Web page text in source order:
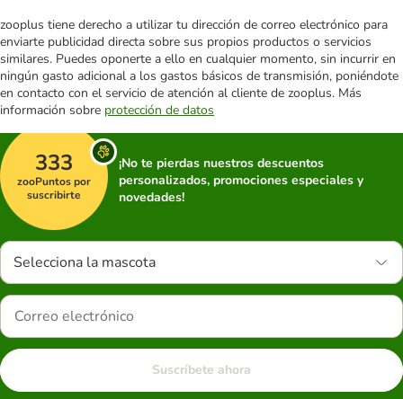
zooplus tiene derecho a utilizar tu dirección de correo electrónico para
enviarte publicidad directa sobre sus propios productos o servicios
similares. Puedes oponerte a ello en cualquier momento, sin incurrir en
ningún gasto adicional a los gastos básicos de transmisión, poniéndote
en contacto con el servicio de atención al cliente de zooplus. Más
información sobre protección de datos
333
zooPuntos por
suscribirte
¡No te pierdas nuestros descuentos
personalizados, promociones especiales y
novedades!
Selecciona la mascota
Suscríbete ahora